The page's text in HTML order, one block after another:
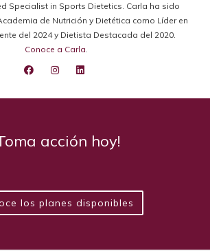
Specialist in Sports Dietetics. Carla ha sido
de Nutrición y Dietética como Líder en
del 2024 y Dietista Destacada del 2020.
Conoce a Carla.
acción hoy!
los planes disponibles